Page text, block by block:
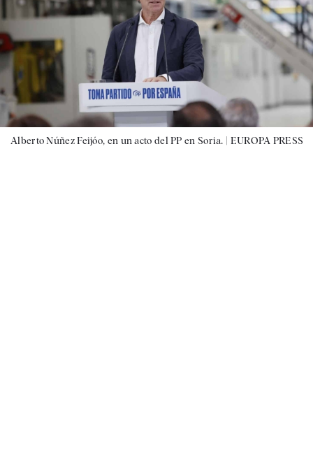
Alberto Núñez Feijóo, en un acto del PP en Soria. | EUROPA PRESS